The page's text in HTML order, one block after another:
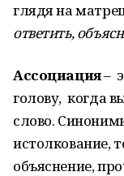
глядя на
ответить,
Ассоциация–
голову, когда
слово.
истолкование,
объяснение,